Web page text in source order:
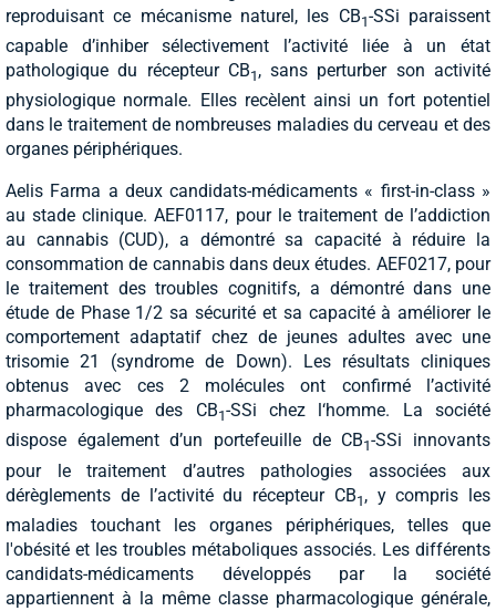
reproduisant ce mécanisme naturel, les CB1-SSi paraissent
capable d’inhiber sélectivement l’activité liée à un état
pathologique du récepteur CB1 , sans perturber son activité
physiologique normale. Elles recèlent ainsi un fort potentiel
dans le traitement de nombreuses maladies du cerveau et des
organes périphériques.
Aelis Farma a deux candidats-médicaments « first-in-class »
au stade clinique. AEF0117, pour le traitement de l’addiction
au cannabis (CUD), a démontré sa capacité à réduire la
consommation de cannabis dans deux études. AEF0217, pour
le traitement des troubles cognitifs, a démontré dans une
étude de Phase 1/2 sa sécurité et sa capacité à améliorer le
comportement adaptatif chez de jeunes adultes avec une
trisomie 21 (syndrome de Down). Les résultats cliniques
obtenus avec ces 2 molécules ont confirmé l’activité
pharmacologique des CB1-SSi chez l‘homme. La société
dispose également d’un portefeuille de CB1-SSi innovants
pour le traitement d’autres pathologies associées aux
dérèglements de l’activité du récepteur CB1 , y compris les
maladies touchant les organes périphériques, telles que
l'obésité et les troubles métaboliques associés. Les différents
candidats-médicaments développés par la société
appartiennent à la même classe pharmacologique générale,